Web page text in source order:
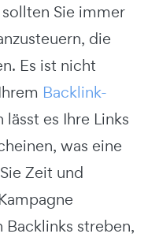
Sie immer
die
Es ist nicht
Backlink-
es Ihre Links
was eine
Zeit und
Backlinks streben,